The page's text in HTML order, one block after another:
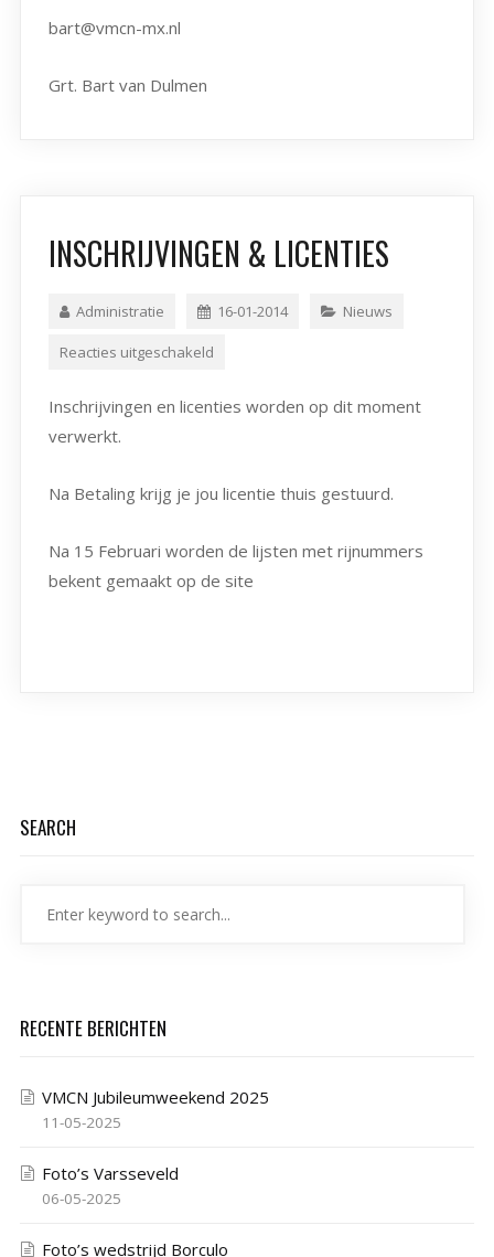
bart@vmcn-mx.nl
Grt. Bart van Dulmen
INSCHRIJVINGEN & LICENTIES
Administratie 16-01-2014 Nieuws
Reacties uitgeschakeld
Inschrijvingen en licenties worden op dit moment
verwerkt.
Na Betaling krijg je jou licentie thuis gestuurd.
Na 15 Februari worden de lijsten met rijnummers
bekent gemaakt op de site
SEARCH
RECENTE BERICHTEN
VMCN Jubileumweekend 2025
11-05-2025
Foto’s Varsseveld
06-05-2025
Foto’s wedstrijd Borculo